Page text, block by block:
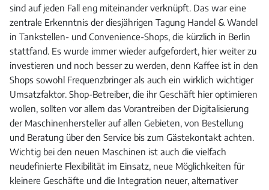
sind auf jeden Fall eng miteinander verknüpft. Das war eine
zentrale Erkenntnis der diesjährigen Tagung Handel & Wandel
in Tankstellen- und Convenience-Shops, die kürzlich in Berlin
stattfand. Es wurde immer wieder aufgefordert, hier weiter zu
investieren und noch besser zu werden, denn Kaffee ist in den
Shops sowohl Frequenzbringer als auch ein wirklich wichtiger
Umsatzfaktor. Shop-Betreiber, die ihr Geschäft hier optimieren
wollen, sollten vor allem das Vorantreiben der Digitalisierung
der Maschinenhersteller auf allen Gebieten, von Bestellung
und Beratung über den Service bis zum Gästekontakt achten.
Wichtig bei den neuen Maschinen ist auch die vielfach
neudefinierte Flexibilität im Einsatz, neue Möglichkeiten für
kleinere Geschäfte und die Integration neuer, alternativer